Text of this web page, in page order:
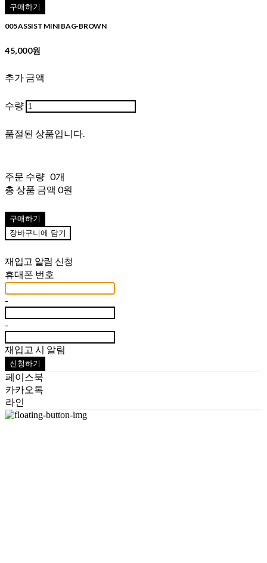
구매하기
005 ASSIST MINI BAG-BROWN
45,000원
추가 금액
수량
품절된 상품입니다.
주문 수량 0개
총 상품 금액 0원
구매하기
장바구니에 담기
재입고 알림 신청
휴대폰 번호
-
-
재입고 시 알림
신청하기
페이스북
카카오톡
라인